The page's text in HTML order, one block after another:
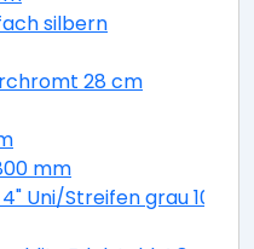
silbern
28 cm
mm
Uni/Streifen grau 10,05